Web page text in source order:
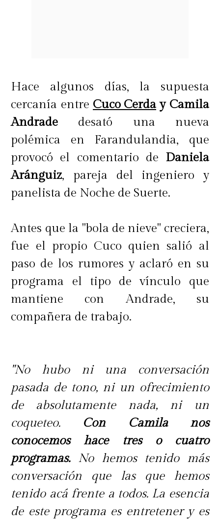
sostiene que fue generado con IA.
Además, afirmó que, si persisten las
dudas sobre su origen, corresponde
a los organizadores del certamen
involucrado determinar
Hace algunos días, la supuesta
cercanía entre Cuco Cerday Camila
Andrade desató una nueva
polémica en Farandulandia, que
provocó el comentario de Daniela
Aránguiz, pareja del ingeniero y
panelista de Noche de Suerte.
Antes que la "bola de nieve" creciera,
fue el propio Cuco quien salió al
paso de los rumores y aclaró en su
programa el tipo de vínculo que
mantiene con Andrade, su
compañera de trabajo.
"No hubo ni una conversación
pasada de tono, ni un ofrecimiento
de absolutamente nada, ni un
coqueteo. Con Camila nos
conocemos hace tres o cuatro
programas.No hemos tenido más
conversación que las que hemos
tenido acá frente a todos. La esencia
de este programa es entretener y es